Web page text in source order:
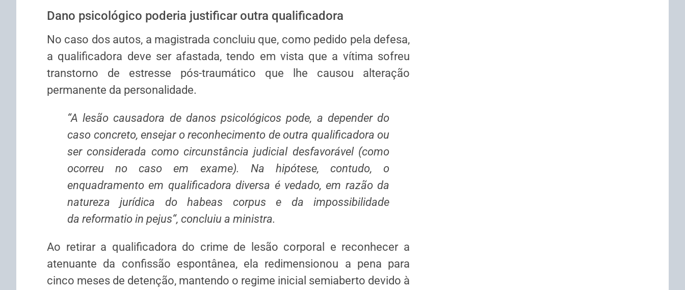
Dano psicológico poderia justificar outra qualificadora
No caso dos autos, a magistrada concluiu que, como pedido pela defesa,
a qualificadora deve ser afastada, tendo em vista que a vítima sofreu
transtorno de estresse pós-traumático que lhe causou alteração
permanente da personalidade.
“A lesão causadora de danos psicológicos pode, a depender do
caso concreto, ensejar o reconhecimento de outra qualificadora ou
ser considerada como circunstância judicial desfavorável (como
ocorreu no caso em exame). Na hipótese, contudo, o
enquadramento em qualificadora diversa é vedado, em razão da
natureza jurídica dohabeas corpus e da impossibilidade
da reformatio in pejus“, concluiu a ministra.
Ao retirar a qualificadora do crime de lesão corporal e reconhecer a
atenuante da confissão espontânea, ela redimensionou a pena para
cinco meses de detenção, mantendo o regime inicial semiaberto devido à